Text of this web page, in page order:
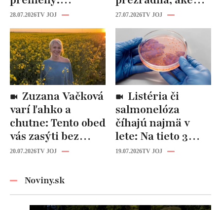
Odborníci však
varujú, pozor na
prísne diéty!
28.07.2026TV JOJ
cviky jej pomohli
spevniť celé telo
27.07.2026TV JOJ
varí ľahko a
chutne: Tento obed
vás zasýti bez
zbytočných kalórií
20.07.2026TV JOJ
salmonelóza
číhajú najmä v
lete: Na tieto 3
pravidlá pri jedle
19.07.2026TV JOJ
Noviny.sk